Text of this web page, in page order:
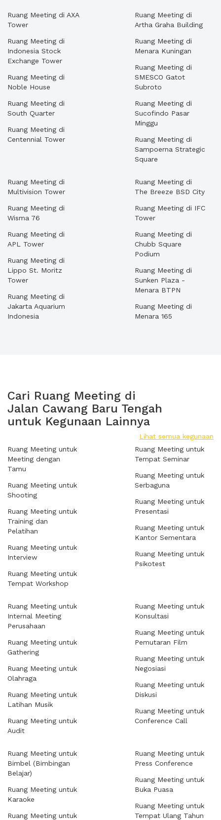
Ruang Meeting di AXA
Tower
Ruang Meeting di
Indonesia Stock
Exchange Tower
Ruang Meeting di
Noble House
Ruang Meeting di
South Quarter
Ruang Meeting di
Centennial Tower
Ruang Meeting di
Artha Graha Building
Ruang Meeting di
Menara Kuningan
Ruang Meeting di
SMESCO Gatot
Subroto
Ruang Meeting di
Sucofindo Pasar
Minggu
Ruang Meeting di
Sampoerna Strategic
Square
Ruang Meeting di
Multivision Tower
Ruang Meeting di
Wisma 76
Ruang Meeting di
APL Tower
Ruang Meeting di
Lippo St. Moritz
Tower
Ruang Meeting di
Jakarta Aquarium
Indonesia
Ruang Meeting di
The Breeze BSD City
Ruang Meeting di IFC
Tower
Ruang Meeting di
Chubb Square
Podium
Ruang Meeting di
Sunken Plaza -
Menara BTPN
Ruang Meeting di
Menara 165
Cari Ruang Meeting di
Jalan Cawang Baru Tengah
untuk Kegunaan Lainnya
Lihat semua kegunaan
Ruang Meeting untuk
Meeting dengan
Tamu
Ruang Meeting untuk
Shooting
Ruang Meeting untuk
Training dan
Pelatihan
Ruang Meeting untuk
Interview
Ruang Meeting untuk
Tempat Workshop
Ruang Meeting untuk
Tempat Seminar
Ruang Meeting untuk
Serbaguna
Ruang Meeting untuk
Presentasi
Ruang Meeting untuk
Kantor Sementara
Ruang Meeting untuk
Psikotest
Ruang Meeting untuk
Internal Meeting
Perusahaan
Ruang Meeting untuk
Gathering
Ruang Meeting untuk
Olahraga
Ruang Meeting untuk
Latihan Musik
Ruang Meeting untuk
Audit
Ruang Meeting untuk
Konsultasi
Ruang Meeting untuk
Pemutaran Film
Ruang Meeting untuk
Negosiasi
Ruang Meeting untuk
Diskusi
Ruang Meeting untuk
Conference Call
Ruang Meeting untuk
Bimbel (Bimbingan
Belajar)
Ruang Meeting untuk
Karaoke
Ruang Meeting untuk
Ruang Meeting untuk
Press Conference
Ruang Meeting untuk
Buka Puasa
Ruang Meeting untuk
Tempat Ulang Tahun